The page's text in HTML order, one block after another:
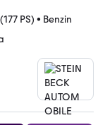
PS) • Benzin